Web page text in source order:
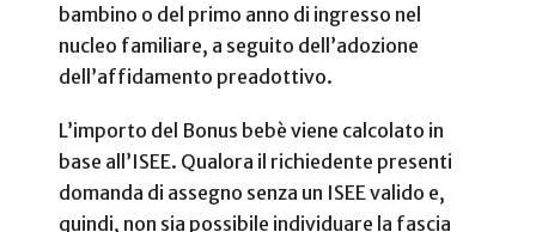
bambino o del primo anno di ingresso nel
nucleo familiare, a seguito dell’adozione
dell’affidamento preadottivo.
L’importo del Bonus bebè viene calcolato in
base all’ISEE. Qualora il richiedente presenti
domanda di assegno senza un ISEE valido e,
quindi, non sia possibile individuare la fascia